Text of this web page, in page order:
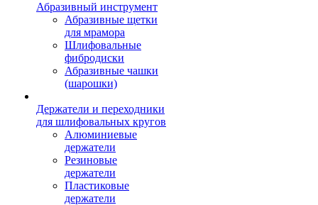
Абразивный инструмент
Абразивные щетки
для мрамора
Шлифовальные
фибродиски
Абразивные чашки
(шарошки)
Держатели и переходники
для шлифовальных кругов
Алюминиевые
держатели
Резиновые
держатели
Пластиковые
держатели